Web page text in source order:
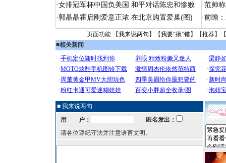
·女排冠军杯中国负美国 和平对话陈忠和惨败
·郭晶晶霍启刚爱意正浓 在北京购置爱巢(图)
·范帅
·前瞻
页面功能 【我来说两句 】【我要“揪”错】【推荐】
■相关新闻
■ 我来说两句
用 户：
匿名发出：
请各位遵纪守法并注意语言文明。